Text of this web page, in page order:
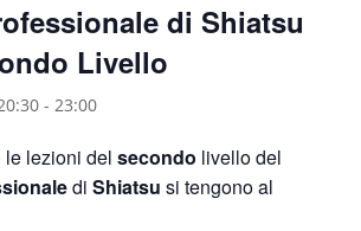
di Shiatsu
Livello
- 23:00
le lezioni del secondo livello del
di Shiatsu si tengono al